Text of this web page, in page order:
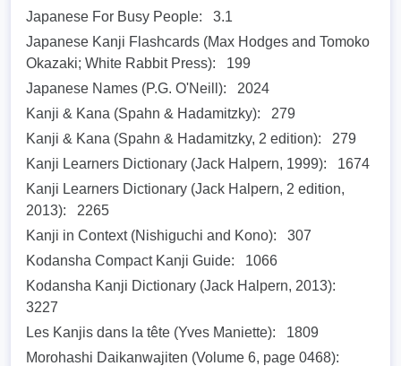
Japanese For Busy People:
3.1
Japanese Kanji Flashcards (Max Hodges and Tomoko
Okazaki; White Rabbit Press):
199
Japanese Names (P.G. O'Neill):
2024
Kanji & Kana (Spahn & Hadamitzky):
279
Kanji & Kana (Spahn & Hadamitzky, 2 edition):
279
Kanji Learners Dictionary (Jack Halpern, 1999):
1674
Kanji Learners Dictionary (Jack Halpern, 2 edition,
2013):
2265
Kanji in Context (Nishiguchi and Kono):
307
Kodansha Compact Kanji Guide:
1066
Kodansha Kanji Dictionary (Jack Halpern, 2013):
3227
Les Kanjis dans la tête (Yves Maniette):
1809
Morohashi Daikanwajiten (Volume 6, page 0468):